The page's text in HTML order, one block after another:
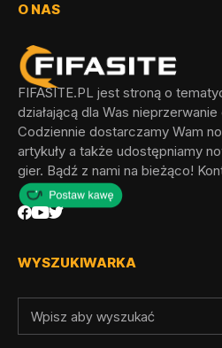
O NAS
FIFASITE.PL jest stroną o
działającą dla Was
Codziennie dostarczamy Wam
artykuły a także udostępniamy
gier. Bądź z nami na bieżąco!
WYSZUKIWARKA